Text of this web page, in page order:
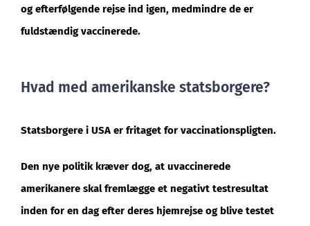
og efterfølgende rejse ind igen, medmindre de er
fuldstændig vaccinerede.
Hvad med amerikanske statsborgere?
Statsborgere i USA er fritaget for vaccinationspligten.
Den nye politik kræver dog, at uvaccinerede
amerikanere skal fremlægge et negativt testresultat
inden for en dag efter deres hjemrejse og blive testet